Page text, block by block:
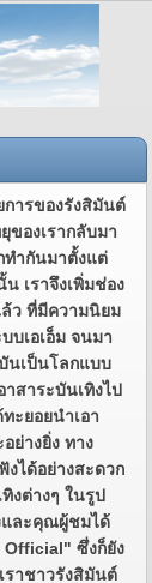
ารของรังสิมันต์
ของเรากลับมา
ทำกันมาตั้งแต่
เราจึงเพิ่มช่อง
ว ที่มีความนิยม
บเอเอ็ม จนมา
นเป็นโลกแบบ
าสาระบันเทิงไป
ะยอยนำเอา
ย่างยิ่ง ทาง
ได้อย่างสะดวก
งต่างๆ ในรูป
และคุณผู้ชมได้
ซึ่งก็ยัง
ราชาวรังสิมันต์